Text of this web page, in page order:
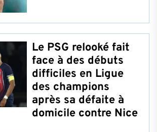
Le PSG relooké fait
face à des débuts
difficiles en Ligue
des champions
après sa défaite à
domicile contre Nice